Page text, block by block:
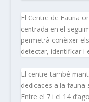
El Centre de Fauna
centrada en el
permetrà conèixer
detectar, identificar i
El centre també
dedicades a la fauna
Entre el 7 i el 14